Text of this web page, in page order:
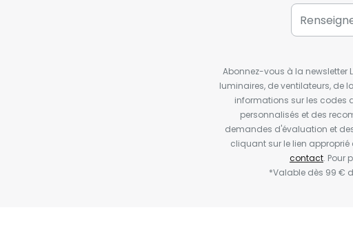
Abonnez-vous à la newsletter
luminaires, de ventilateurs, de
informations sur les codes
personnalisés et des
demandes d'évaluation et
cliquant sur le lien
contact. Pour
*Valable dès 99 €